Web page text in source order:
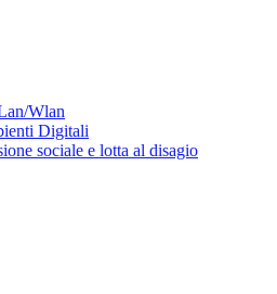
Wlan
Digitali
sociale e lotta al disagio